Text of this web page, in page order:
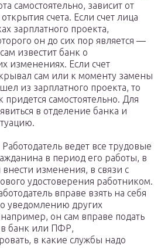
самостоятельно, зависит от
открытия счета. Если счет лица
зарплатного проекта,
он до сих пор является —
известит банк о
изменениях. Если счет
сам или к моменту замены
из зарплатного проекта, то
придется самостоятельно. Для
в отделение банка и
Работодатель ведет все трудовые
в период его работы, в
изменения, в связи с
удостоверения работником.
вправе взять на себя
уведомлению других
он сам вправе подать
банк или ПФР,
в какие службы надо